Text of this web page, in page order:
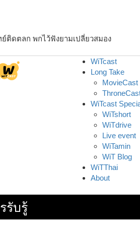
ย์ติดตลก พกไว้ฟังยามเปลี่ยวสมอง
WiTcast
Long Take
MovieCast
WiTcast
WiTshort
WiTdrive
Live event
WiTamin
WiT Blog
WiTThai
About
รับรู้